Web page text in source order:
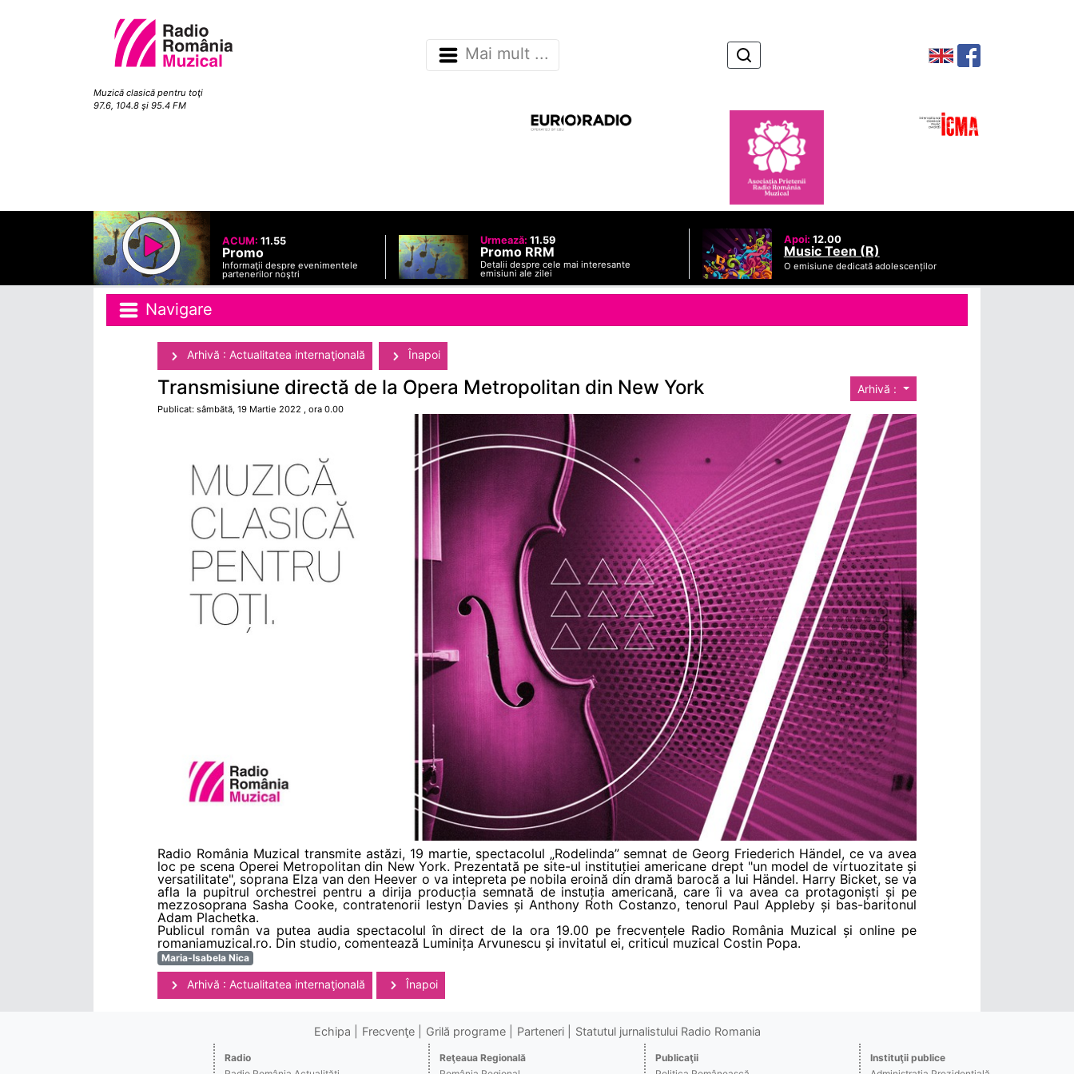
Muzică clasică pentru toţi
97.6, 104.8 şi 95.4 FM
Mai mult ...
ACUM: 11.55
Promo
Informaţii despre evenimentele
partenerilor noştri
Urmează: 11.59
Promo RRM
Detalii despre cele mai interesante
emisiuni ale zilei
Apoi: 12.00
Music Teen (R)
O emisiune dedicată adolescenților
Navigare
Arhivă : Actualitatea internaţională Înapoi
Arhivă :
Transmisiune directă de la Opera Metropolitan din New York
Publicat: sâmbătă, 19 Martie 2022 , ora 0.00
Radio România Muzical transmite astăzi, 19 martie, spectacolul „Rodelinda” semnat de Georg Friederich Händel, ce va avea
loc pe scena Operei Metropolitan din New York. Prezentată pe site-ul instituției americane drept "un model de virtuozitate și
versatilitate", soprana Elza van den Heever o va intepreta pe nobila eroină din dramă barocă a lui Händel. Harry Bicket, se va
afla la pupitrul orchestrei pentru a dirija producția semnată de instuția americană, care îi va avea ca protagoniști și pe
mezzosoprana Sasha Cooke, contratenorii Iestyn Davies și Anthony Roth Costanzo, tenorul Paul Appleby și bas-baritonul
Adam Plachetka.
Publicul român va putea audia spectacolul în direct de la ora 19.00 pe frecvențele Radio România Muzical și online pe
romaniamuzical.ro. Din studio, comentează Luminița Arvunescu și invitatul ei, criticul muzical Costin Popa.
Maria-Isabela Nica
Arhivă : Actualitatea internaţională Înapoi
Echipa Frecvenţe Grilă programe Parteneri Statutul jurnalistului Radio Romania
Radio
Reţeaua Regională
Publicaţii
Instituţii publice